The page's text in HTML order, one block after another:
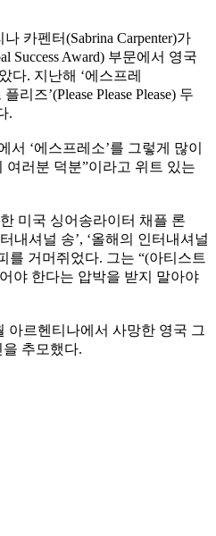
카펜터(Sabrina Carpenter)가
Success Award) 부문에서 영국
다. 지난해 ‘에스프레
리즈’(Please Please Please) 두
.
‘에스프레소’를 그렇게 많이
여러분 덕분”이라고 위트 있는
미국 싱어송라이터 채플 론
내셔널 송’, ‘올해의 인터내셔널
를 거머쥐었다. 그는 “(아티스트
야 한다는 압박을 받지 말아야
아르헨티나에서 사망한 영국 그
을 추모했다.